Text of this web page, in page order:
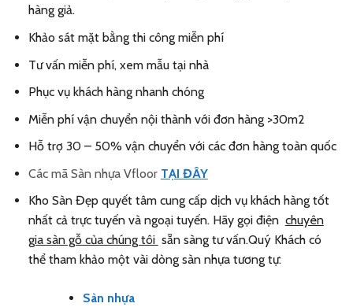
hàng giả.
Khảo sát mặt bằng thi công miễn phí
Tư vấn miễn phí, xem mẫu tại nhà
Phục vụ khách hàng nhanh chóng
Miễn phí vận chuyển nội thành với đơn hàng >30m2
Hỗ trợ 30 – 50% vận chuyển với các đơn hàng toàn quốc
Các mã Sàn nhựa Vfloor TẠI ĐÂY
Kho Sàn Đẹp quyết tâm cung cấp dịch vụ khách hàng tốt
nhất cả trực tuyến và ngoại tuyến. Hãy gọi điện chuyên
gia sàn gỗ của chúng tôi sẵn sàng tư vấn.Quý Khách có
thể tham khảo một vài dòng sàn nhựa tương tự:
Sàn nhựa